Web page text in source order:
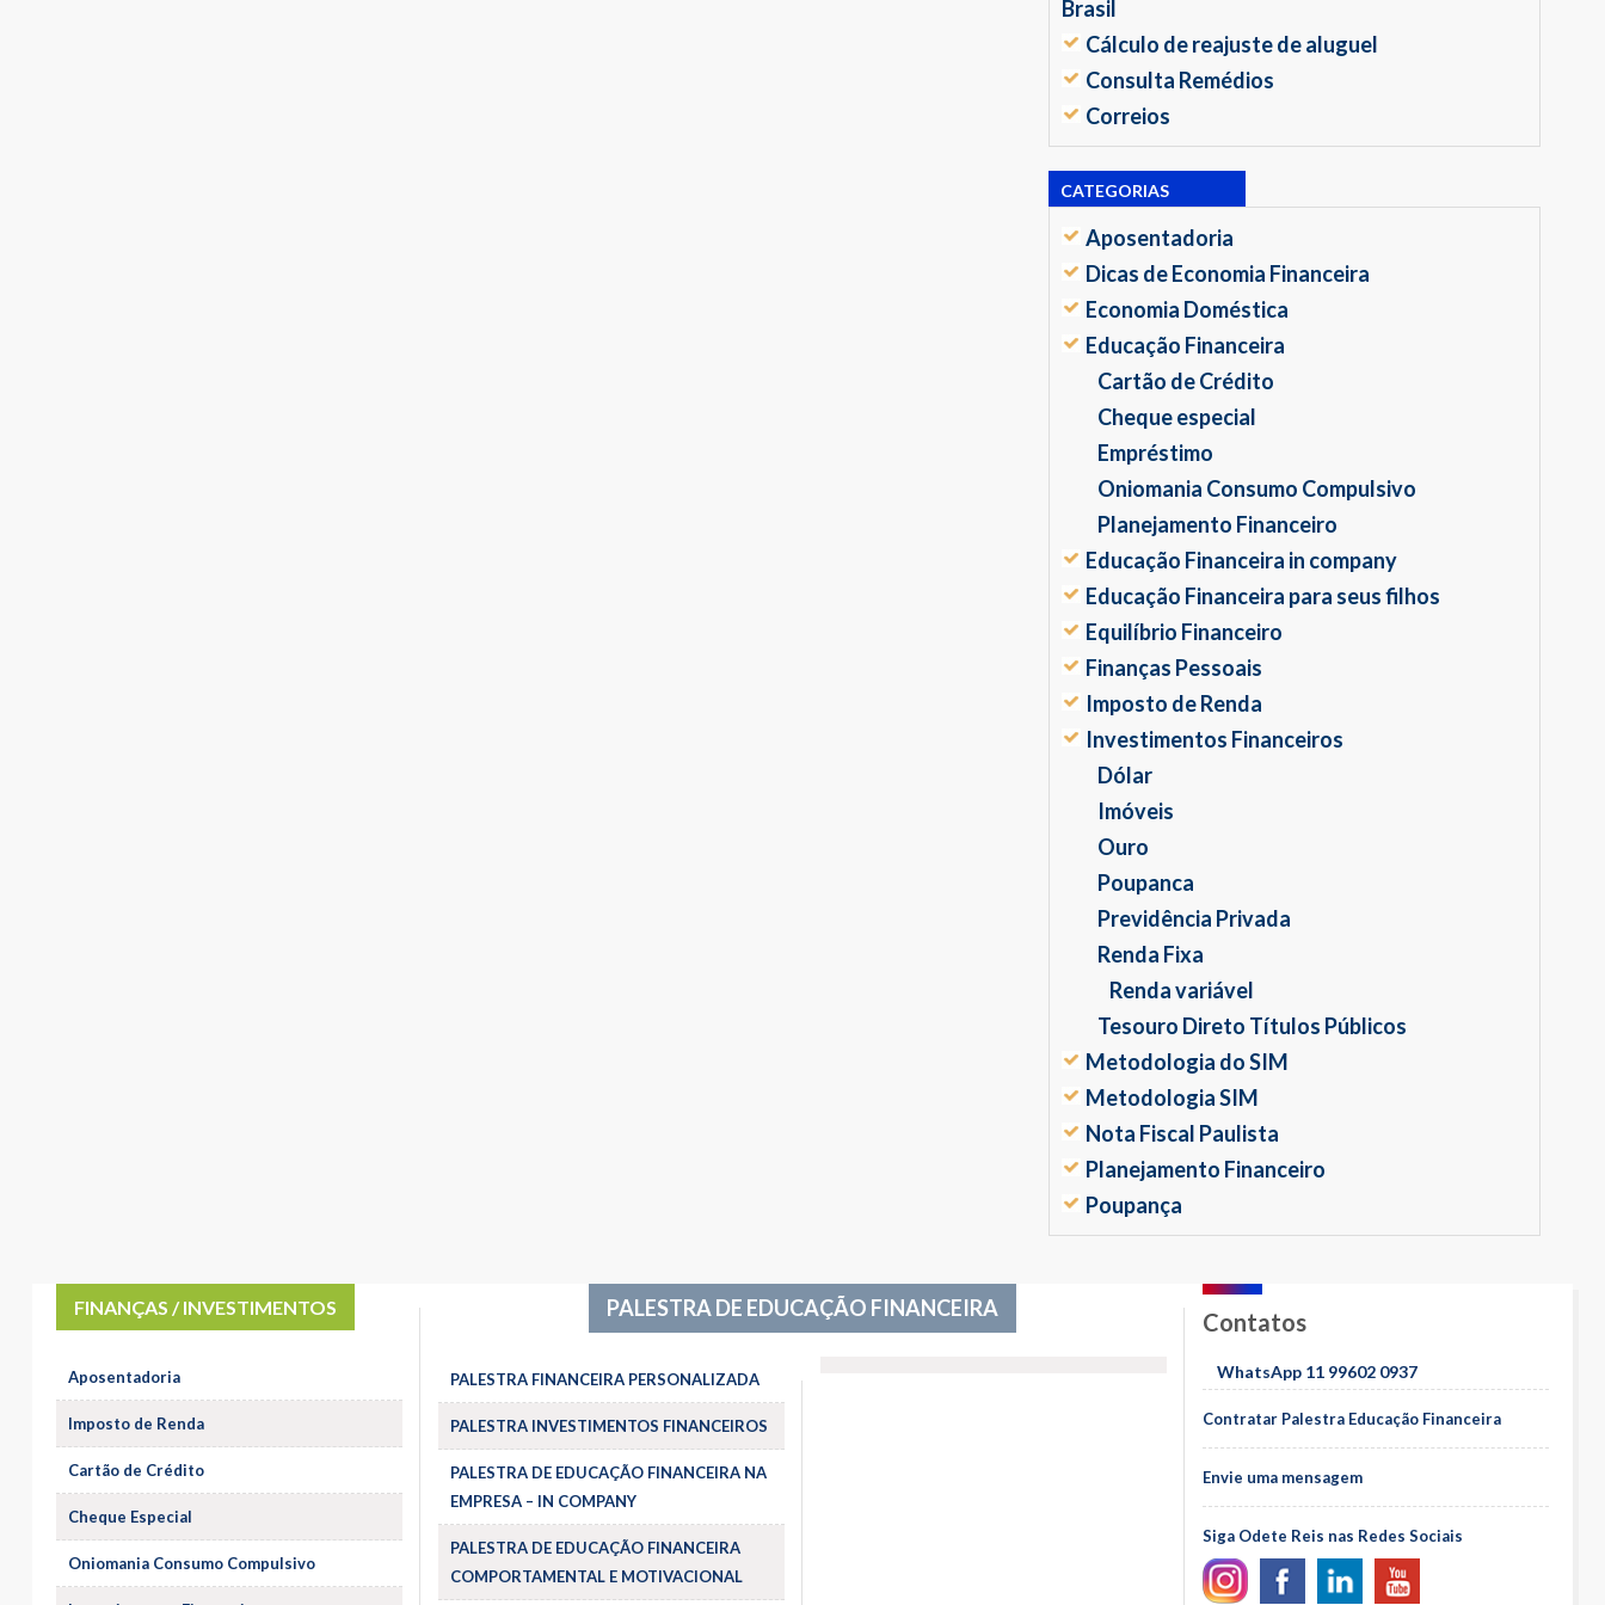
Brasil
Cálculo de reajuste de aluguel
Consulta Remédios
Correios
CATEGORIAS
Aposentadoria
Dicas de Economia Financeira
Economia Doméstica
Educação Financeira
Cartão de Crédito
Cheque especial
Empréstimo
Oniomania Consumo Compulsivo
Planejamento Financeiro
Educação Financeira in company
Educação Financeira para seus filhos
Equilíbrio Financeiro
Finanças Pessoais
Imposto de Renda
Investimentos Financeiros
Dólar
Imóveis
Ouro
Poupanca
Previdência Privada
Renda Fixa
Renda variável
Tesouro Direto Títulos Públicos
Metodologia do SIM
Metodologia SIM
Nota Fiscal Paulista
Planejamento Financeiro
Poupança
FINANÇAS / INVESTIMENTOS
Aposentadoria
Imposto de Renda
Cartão de Crédito
Cheque Especial
Oniomania Consumo Compulsivo
PALESTRA DE EDUCAÇÃO FINANCEIRA
PALESTRA FINANCEIRA PERSONALIZADA
PALESTRA INVESTIMENTOS FINANCEIROS
PALESTRA DE EDUCAÇÃO FINANCEIRA NA
EMPRESA – IN COMPANY
PALESTRA DE EDUCAÇÃO FINANCEIRA
COMPORTAMENTAL E MOTIVACIONAL
Contatos
WhatsApp 11 99602 0937
Contratar Palestra Educação Financeira
Envie uma mensagem
Siga Odete Reis nas Redes Sociais